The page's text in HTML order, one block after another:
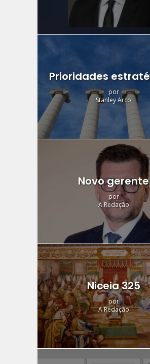
Prioridades
por
Stanley Arco
Novo gerente
por
A Redação
Niceia 325
por
A Redação